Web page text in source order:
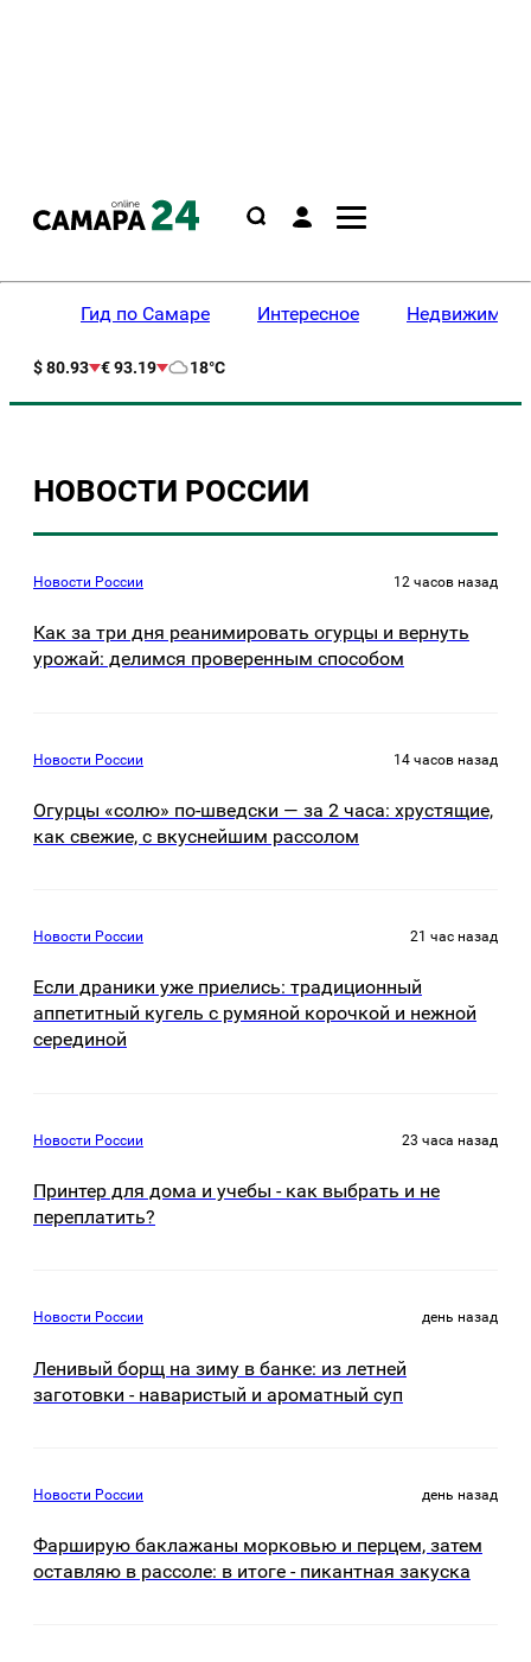
Гид по Самаре Интересное
$ 80.93 € 93.19 18°C
НОВОСТИ РОССИИ
Новости России 12 часов назад
Как за три дня реанимировать огурцы и вернуть
урожай: делимся проверенным способом
Новости России 14 часов назад
Огурцы «солю» по-шведски — за 2 часа: хрустящие,
как свежие, с вкуснейшим рассолом
Новости России 21 час назад
Если драники уже приелись: традиционный
аппетитный кугель с румяной корочкой и нежной
серединой
Новости России 23 часа назад
Принтер для дома и учебы - как выбрать и не
переплатить?
Новости России день назад
Ленивый борщ на зиму в банке: из летней
заготовки - наваристый и ароматный суп
Новости России день назад
Фарширую баклажаны морковью и перцем, затем
оставляю в рассоле: в итоге - пикантная закуска